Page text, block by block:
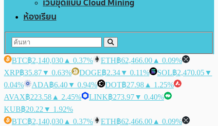
ห้องเรียน
BTC฿2,140,030 ▲ 0.37% ETH฿62,466.00 ▲ 0.09%
XRP฿35.87▼ 0.63% DOGE฿2.34▼ 0.11% SOL฿2,470.05▼
0.04%
ADA฿6.40▼ 0.94% DOT฿27.98 ▲ 1.25%
AVAX฿223.58 ▲ 2.45% LINK฿273.97▼ 0.40%
KUB฿20.22 ▼ 1.92%
BTC฿2,140,030 ▲ 0.37% ETH฿62,466.00 ▲ 0.09%